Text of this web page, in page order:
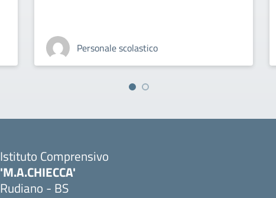
Personale scolastico
Istituto Comprensivo
'M.A.CHIECCA'
Rudiano - BS